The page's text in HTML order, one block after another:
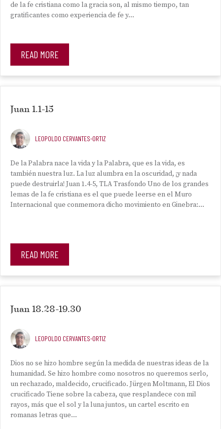
de la fe cristiana como la gracia son, al mismo tiempo, tan
gratificantes como experiencia de fe y…
READ MORE
Juan 1.1-15
LEOPOLDO CERVANTES-ORTIZ
De la Palabra nace la vida y la Palabra, que es la vida, es
también nuestra luz. La luz alumbra en la oscuridad, ¡y nada
puede destruirla! Juan 1.4-5, TLA Trasfondo Uno de los grandes
lemas de la fe cristiana es el que puede leerse en el Muro
Internacional que conmemora dicho movimiento en Ginebra:…
READ MORE
Juan 18.28-19.30
LEOPOLDO CERVANTES-ORTIZ
Dios no se hizo hombre según la medida de nuestras ideas de la
humanidad. Se hizo hombre como nosotros no queremos serlo,
un rechazado, maldecido, crucificado. Jürgen Moltmann, El Dios
crucificado Tiene sobre la cabeza, que resplandece con mil
rayos, más que el sol y la luna juntos, un cartel escrito en
romanas letras que…